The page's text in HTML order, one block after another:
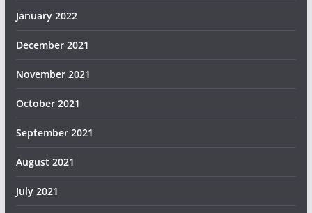
January 2022
December 2021
November 2021
October 2021
September 2021
August 2021
July 2021